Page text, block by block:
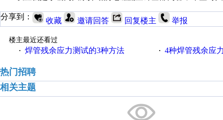
分享到： 收藏 邀请回答 回复楼主 举报
楼主最近还看过
· 焊管残余应力测试的3种方法 · 4种焊管残余应
热门招聘
相关主题